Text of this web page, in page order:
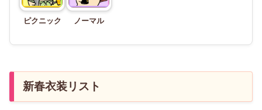
ピクニック ノーマル
新春衣装リスト